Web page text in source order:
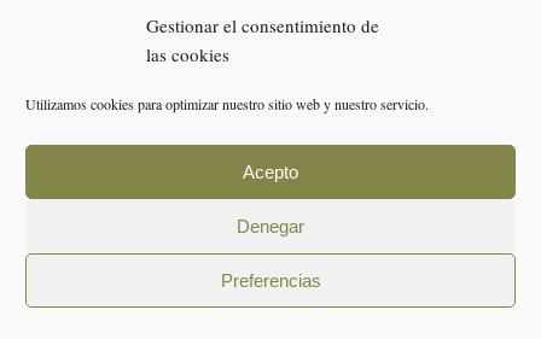
Gestionar el consentimiento de
las cookies
Utilizamos cookies para optimizar nuestro sitio web y nuestro servicio.
Acepto
Denegar
Preferencias
POLÍTICA DE COOKIES (UE)
AVISO LEGAL
POLÍTICA DE PRIVACIDAD